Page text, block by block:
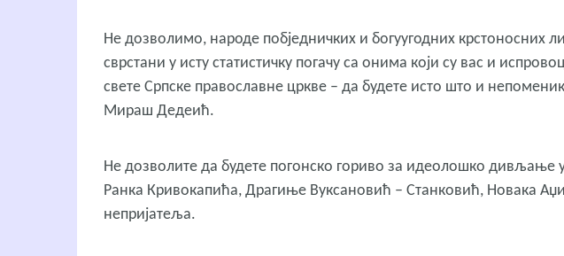
Не дозволимо, народе побједничких и богуугодних крстоносних
сврстани у исту статистичку погачу са онима који су вас и
свете Српске православне цркве – да будете исто што и
Мираш Дедеић.
Не дозволите да будете погонско гориво за идеолошко дивљање
Ранка Кривокапића, Драгиње Вуксановић – Станковић, Новака
непријатеља.